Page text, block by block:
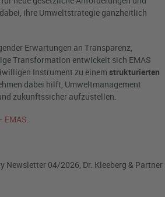
ihre Umweltstrategie ganzheitlich
Erwartungen an Transparenz,
Transformation entwickelt sich EMAS
Instrument zu einemstrukturierten
dabei hilft, Umweltmanagement
zukunftssicher aufzustellen.
EMAS.
Newsletter 04/2026, Dr. Kleeberg & Partner